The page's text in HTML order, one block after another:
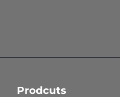
Prodcuts